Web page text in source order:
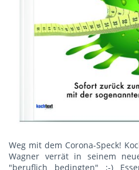
Weg mit dem Corona-Speck!
Wagner verrät in seinem
"beruflich bedingten" ;-)